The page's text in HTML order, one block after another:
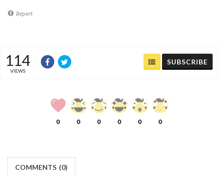
Report
114
VIEWS
SUBSCRIBE
0 0 0 0 0 0
COMMENTS (0)